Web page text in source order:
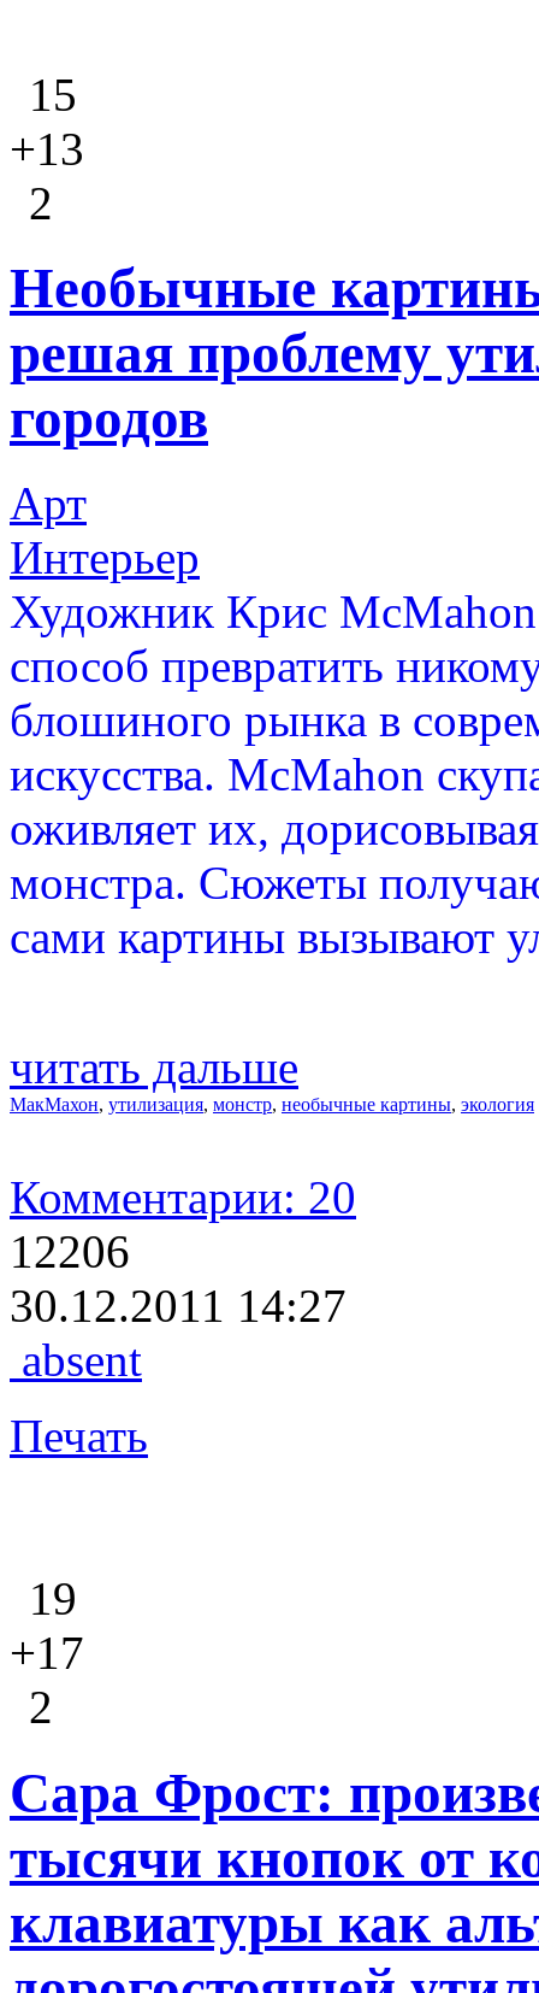
15
+13
2
Необычные
решая проблему
городов
Арт
Интерьер
Художник Крис
способ превратить
блошиного рынка в
искусства. McMahon
оживляет их,
монстра. Сюжеты
сами картины вызывают
читать дальше
МакМахон, утилизация, монстр, необычные картины, экология
Комментарии: 20
12206
30.12.2011 14:27
absent
Печать
19
+17
2
Сара Фрост:
тысячи кнопок от
клавиатуры как